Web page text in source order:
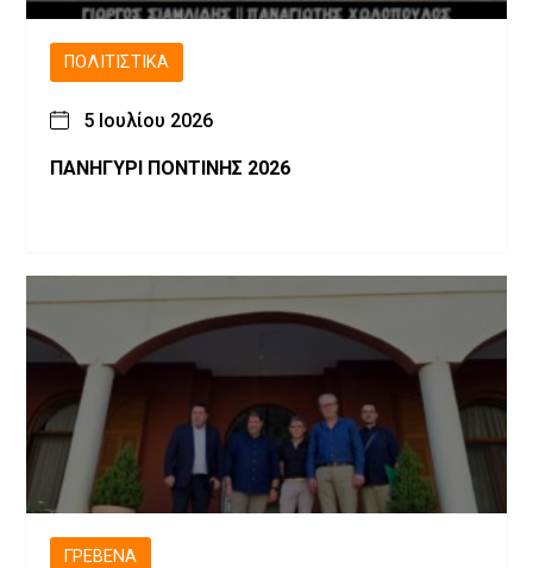
ΠΟΛΙΤΙΣΤΙΚΆ
5 Ιουλίου 2026
ΠΑΝΗΓΥΡΙ ΠΟΝΤΙΝΗΣ 2026
ΓΡΕΒΕΝΆ